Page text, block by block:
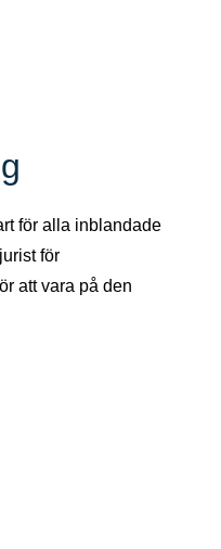
för alla inblandade
för
att vara på den